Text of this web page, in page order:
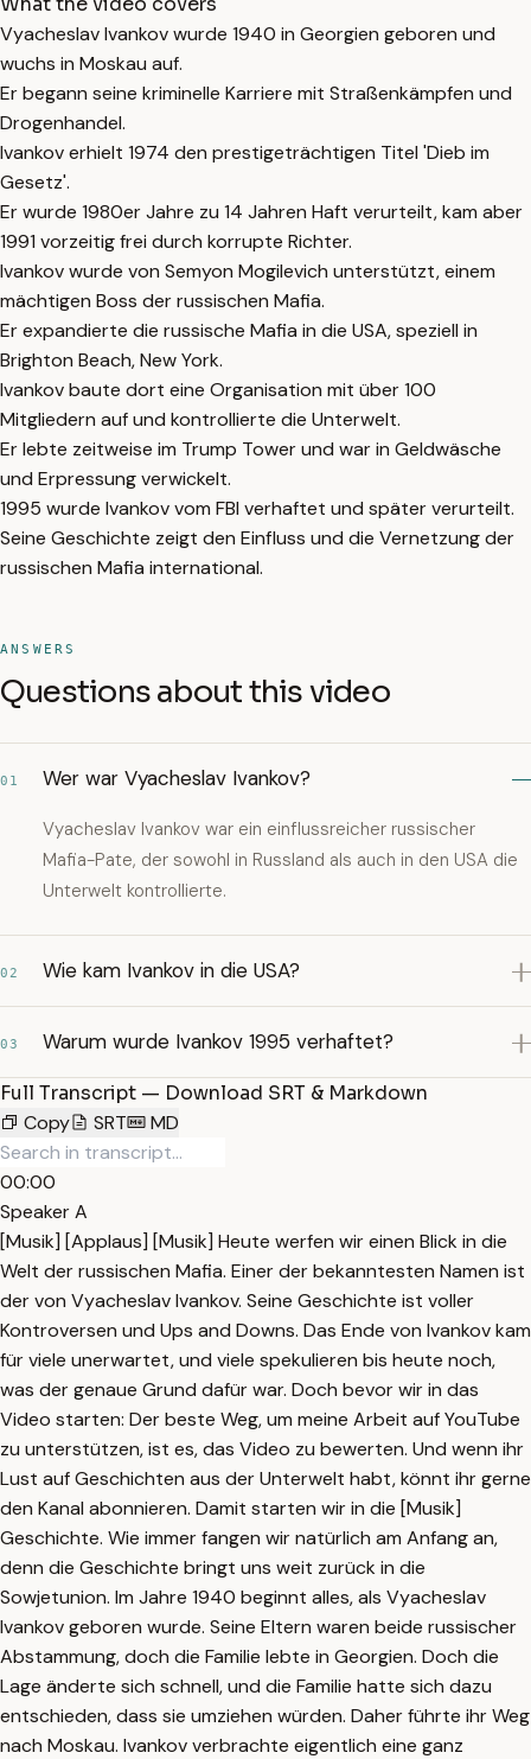
Vyacheslav Ivankov wurde 1940 in Georgien geboren und
wuchs in Moskau auf.
Er begann seine kriminelle Karriere mit Straßenkämpfen und
Drogenhandel.
Ivankov erhielt 1974 den prestigeträchtigen Titel 'Dieb im
Gesetz'.
Er wurde 1980er Jahre zu 14 Jahren Haft verurteilt, kam aber
1991 vorzeitig frei durch korrupte Richter.
Ivankov wurde von Semyon Mogilevich unterstützt, einem
mächtigen Boss der russischen Mafia.
Er expandierte die russische Mafia in die USA, speziell in
Brighton Beach, New York.
Ivankov baute dort eine Organisation mit über 100
Mitgliedern auf und kontrollierte die Unterwelt.
Er lebte zeitweise im Trump Tower und war in Geldwäsche
und Erpressung verwickelt.
1995 wurde Ivankov vom FBI verhaftet und später verurteilt.
Seine Geschichte zeigt den Einfluss und die Vernetzung der
russischen Mafia international.
ANSWERS
Questions about this video
01 Wer war Vyacheslav Ivankov?
Vyacheslav Ivankov war ein einflussreicher russischer
Mafia-Pate, der sowohl in Russland als auch in den USA die
Unterwelt kontrollierte.
02 Wie kam Ivankov in die USA?
03 Warum wurde Ivankov 1995 verhaftet?
Full Transcript — Download SRT & Markdown
Copy
SRT MD
00:00
Speaker A
[Musik] [Applaus] [Musik] Heute werfen wir einen Blick in die
Welt der russischen Mafia. Einer der bekanntesten Namen ist
der von Vyacheslav Ivankov. Seine Geschichte ist voller
Kontroversen und Ups and Downs. Das Ende von Ivankov kam
für viele unerwartet, und viele spekulieren bis heute noch,
was der genaue Grund dafür war. Doch bevor wir in das
Video starten: Der beste Weg, um meine Arbeit auf YouTube
zu unterstützen, ist es, das Video zu bewerten. Und wenn ihr
Lust auf Geschichten aus der Unterwelt habt, könnt ihr gerne
den Kanal abonnieren. Damit starten wir in die [Musik]
Geschichte. Wie immer fangen wir natürlich am Anfang an,
denn die Geschichte bringt uns weit zurück in die
Sowjetunion. Im Jahre 1940 beginnt alles, als Vyacheslav
Ivankov geboren wurde. Seine Eltern waren beide russischer
Abstammung, doch die Familie lebte in Georgien. Doch die
Lage änderte sich schnell, und die Familie hatte sich dazu
entschieden, dass sie umziehen würden. Daher führte ihr Weg
nach Moskau. Ivankov verbrachte eigentlich eine ganz